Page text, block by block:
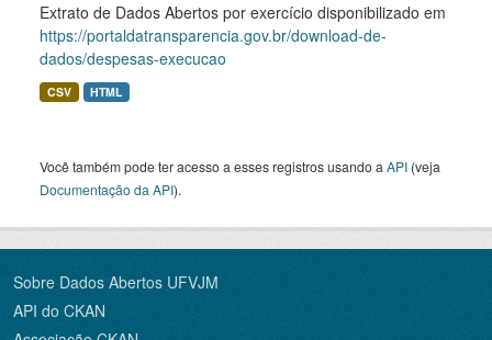
Extrato de Dados Abertos por exercício disponibilizado em
https://portaldatransparencia.gov.br/download-de-
dados/despesas-execucao
CSV HTML
Você também pode ter acesso a esses registros usando a API (veja
Documentação da API).
Sobre Dados Abertos UFVJM
API do CKAN